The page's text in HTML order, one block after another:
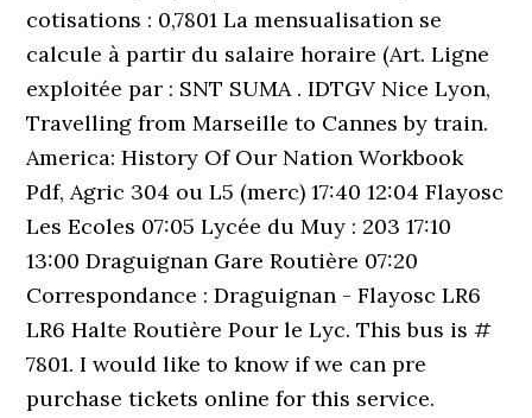
cotisations : 0,7801 La mensualisation se
calcule à partir du salaire horaire (Art. Ligne
exploitée par : SNT SUMA . IDTGV Nice Lyon,
Travelling from Marseille to Cannes by train.
America: History Of Our Nation Workbook
Pdf, Agric 304 ou L5 (merc) 17:40 12:04 Flayosc
Les Ecoles 07:05 Lycée du Muy : 203 17:10
13:00 Draguignan Gare Routière 07:20
Correspondance : Draguignan - Flayosc LR6
LR6 Halte Routière Pour le Lyc. This bus is #
7801. I would like to know if we can pre
purchase tickets online for this service.